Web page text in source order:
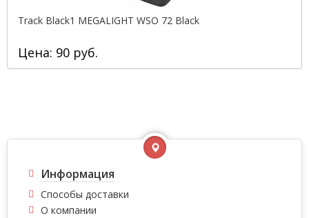
Track Black1 MEGALIGHT WSO 72 Black
Цена: 90 руб.
Информация
Способы доставки
О компании